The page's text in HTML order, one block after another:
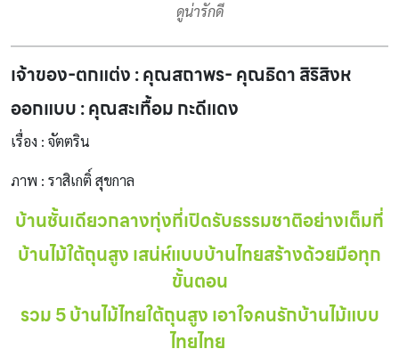
ดูน่ารักดี
เจ้าของ-ตกแต่ง : คุณสถาพร- คุณธิดา สิริสิงห
ออกแบบ : คุณสะเทื้อม กะดีแดง
เรื่อง : จัตตริน
ภาพ : ราสิเกติ์ สุขกาล
บ้านชั้นเดียวกลางทุ่งที่เปิดรับธรรมชาติอย่างเต็มที่
บ้านไม้ใต้ถุนสูง เสน่ห์แบบบ้านไทยสร้างด้วยมือทุก
ขั้นตอน
รวม 5 บ้านไม้ไทยใต้ถุนสูง เอาใจคนรักบ้านไม้แบบ
ไทยไทย